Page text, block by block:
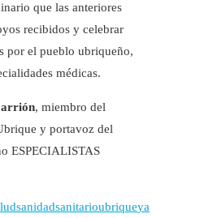
que las anteriores
recibidos y celebrar
por el pueblo ubriqueño,
médicas.
, miembro del
y portavoz del
ESPECIALISTAS
sanidadsanitarioubriqueya